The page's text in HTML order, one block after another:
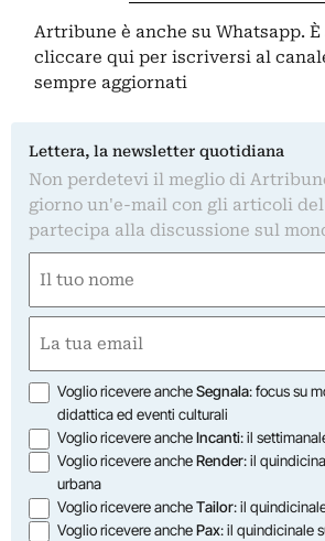
Artribune è anche su Whatsapp.
cliccare qui per iscriversi al
sempre aggiornati
Lettera, la newsletter quotidiana
Non perdetevi il meglio di
giorno un'e-mail con gli articoli
partecipa alla discussione sul
(Required)
First
(Required)
Opzioni
Voglio ricevere ancheSegnala: focus su
didattica ed eventi culturali
Voglio ricevere ancheIncanti: il
Voglio ricevere ancheRender: il
urbana
Voglio ricevere ancheTailor: il
Voglio ricevere anchePax: il quindicinale